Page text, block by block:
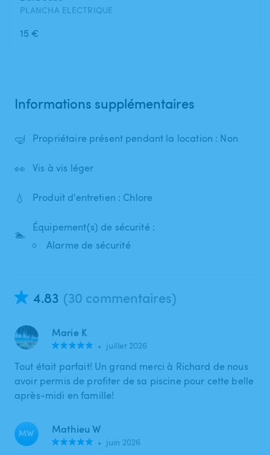
PLANCHA ELECTRIQUE
15 €
Informations supplémentaires
🤿 Propriétaire présent pendant la location : Non
👀 Vis à vis léger
💧 Produit d'entretien : Chlore
🏊
Équipement(s) de sécurité :
Alarme de sécurité
4.83 (30 commentaires)
Marie K
• juillet 2026
Tout était parfait! Un grand merci à Richard de nous
avoir permis de profiter de sa piscine pour cette belle
après-midi en famille!
MW Mathieu W
• juin 2026